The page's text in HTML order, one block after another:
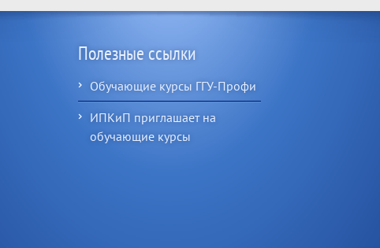
Полезные ссылки
Обучающие курсы ГГУ-Профи
ИПКиП приглашает на
обучающие курсы